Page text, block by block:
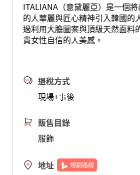
ITALIANA（意黛麗亞）是一個
的人華麗與匠心精神引入韓國的
過利用大膽圖案與頂級天然面料
貴女性自信的人美感。
退稅方式
現場+事後
販售目錄
服飾
地址 規劃路線